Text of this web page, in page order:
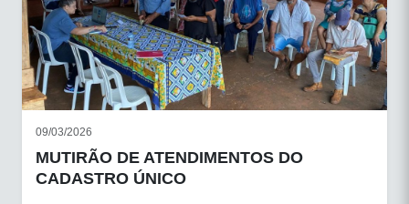
09/03/2026
MUTIRÃO DE ATENDIMENTOS DO
CADASTRO ÚNICO